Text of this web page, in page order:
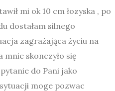
mi ok 10 cm łozyska , po
dostałam silnego
zagrażająca życiu na
mnie skonczyło się
do Pani jako
moge pozwac